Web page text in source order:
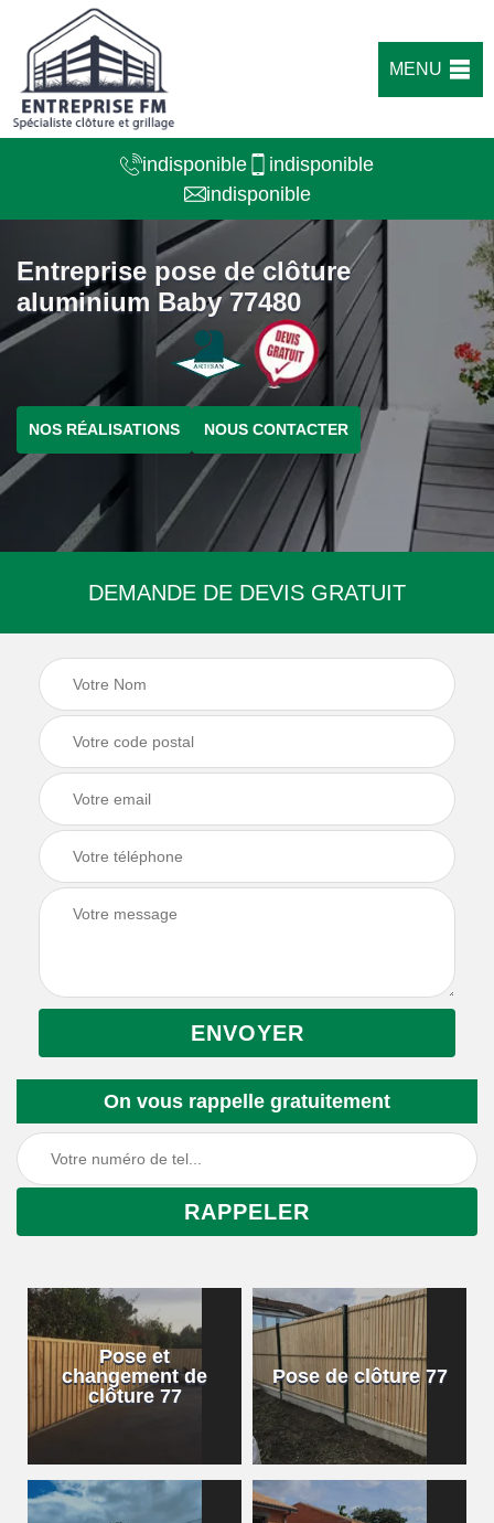
MENU
indisponible
indisponible
indisponible
Entreprise pose de clôture
aluminium Baby 77480
NOS RÉALISATIONS NOUS CONTACTER
DEMANDE DE DEVIS GRATUIT
On vous rappelle gratuitement
Pose et
changement de
clôture 77
Pose de clôture 77